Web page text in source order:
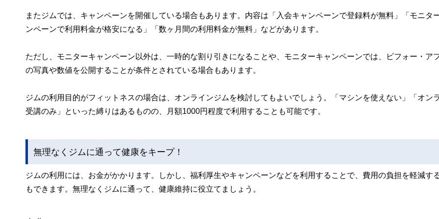
またジムでは、キャンペーンを開催している場合もあります。内容は「入会キャンペーンで登録料が無料」「モニタ
ンペーンで利用料金が格安になる」「数ヶ月間の利用料金が無料」などがあります。
ただし、モニターキャンペーン以外は、一時的な割り引きになることや、モニターキャンペーンでは、ビフォー・ア
の写真や数値を公開することが条件とされている場合もあります。
ジムの利用目的がフィットネスの場合は、オンラインジムを検討してもよいでしょう。「マシンを使えない」「オン
受講のみ」といった縛りはあるものの、月額1000円程度で利用することも可能です。
無理なくジムに通って健康をキープ！
ジムの利用には、お金がかかります。しかし、福利厚生やキャンペーンなどを利用することで、費用の負担を軽減す
もできます。無理なくジムに通って、健康維持に役立てましょう。